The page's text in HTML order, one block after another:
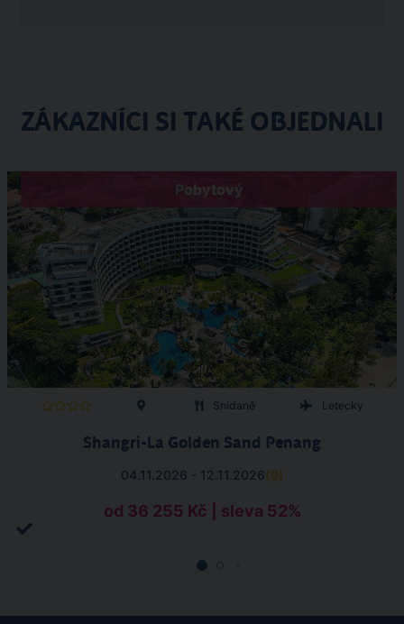
ZÁKAZNÍCI SI TAKÉ OBJEDNALI
Pobytový
Snídaně Letecky
Shangri-La Golden Sand Penang
04.11.2026 - 12.11.2026(9)
od 36 255 Kč | sleva 52%